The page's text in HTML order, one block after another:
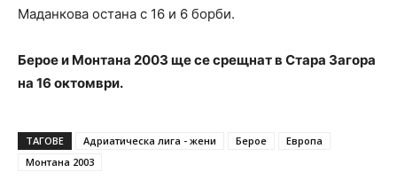
Маданкова остана с 16 и 6 борби.
Берое и Монтана 2003 ще се срещнат в Стара Загора
на 16 октомври.
ТАГОВЕ Адриатическа лига - жени Берое
Европа
Монтана 2003